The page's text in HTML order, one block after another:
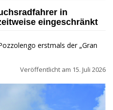
in
eingeschränkt
erstmals der „Gran
Veröffentlicht am 15. Juli 2026